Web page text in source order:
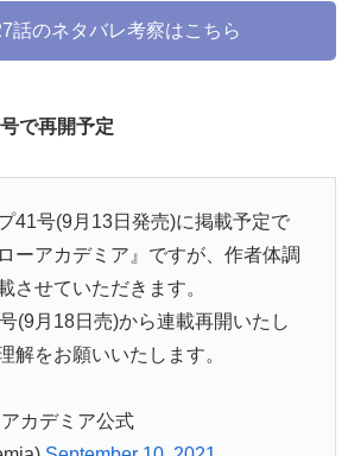
話のネタバレ考察はこちら
で再開予定
41号(9月13日発売)に掲載予定で
ーアカデミア』ですが、作者体調
させていただきます。
(9月18日売)から連載再開いたし
解をお願いいたします。
カデミア公式